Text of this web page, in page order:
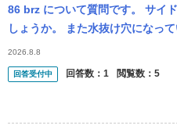
86 brz について質問です。 サイ
しょうか。 また水抜け穴になっ
いただきたいです。
2026.8.8
回答受付中 回答数： 1 閲覧数： 5